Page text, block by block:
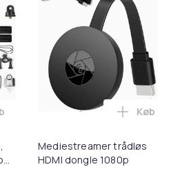
Pro Ultra og MOVA V50 Ultra i
cm INTEX 28030 i kurven
4k Mini Håndfri Bodycam, POV-
Mediestreamer trådløs
HDMI dongle 1080p
Læg
Køb